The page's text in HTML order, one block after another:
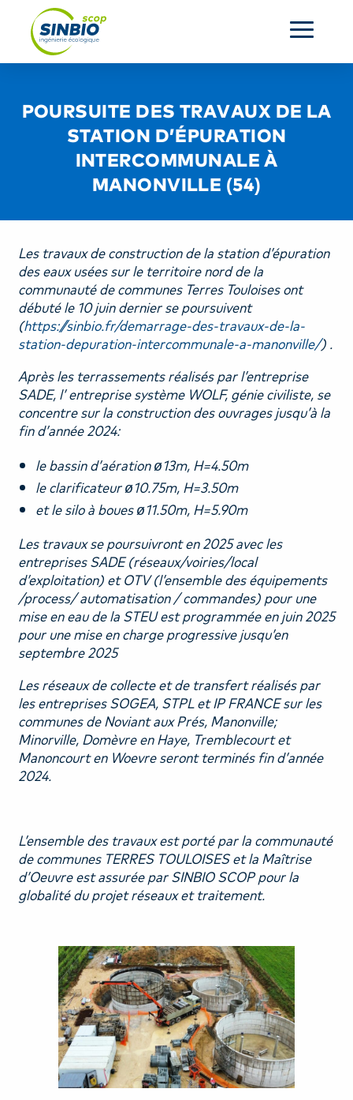
L’ENTREPRISE
SERVICES
ACTUALITÉS
CONTACT
OUR COMPANY
RECRUTEMENT
POURSUITE DES TRAVAUX DE LA
STATION D’ÉPURATION
INTERCOMMUNALE À
MANONVILLE (54)
Les travaux de construction de la station d’épuration
des eaux usées sur le territoire nord de la
communauté de communes Terres Touloises ont
débuté le 10 juin dernier se poursuivent
(https://sinbio.fr/demarrage-des-travaux-de-la-
station-depuration-intercommunale-a-manonville/) .
Après les terrassements réalisés par l’entreprise
SADE, l’ entreprise système WOLF, génie civiliste, se
concentre sur la construction des ouvrages jusqu’à la
fin d’année 2024:
le bassin d’aération ø13m, H=4.50m
le clarificateur ø10.75m, H=3.50m
et le silo à boues ø11.50m, H=5.90m
Les travaux se poursuivront en 2025 avec les
entreprises SADE (réseaux/voiries/local
d’exploitation) et OTV (l’ensemble des équipements
/process/ automatisation / commandes) pour une
mise en eau de la STEU est programmée en juin 2025
pour une mise en charge progressive jusqu’en
septembre 2025
Les réseaux de collecte et de transfert réalisés par
les entreprises SOGEA, STPL et IP FRANCE sur les
communes de Noviant aux Prés, Manonville;
Minorville, Domèvre en Haye, Tremblecourt et
Manoncourt en Woevre seront terminés fin d’année
2024.
L’ensemble des travaux est porté par la communauté
de communes TERRES TOULOISES et la Maîtrise
d’Oeuvre est assurée par SINBIO SCOP pour la
globalité du projet réseaux et traitement.